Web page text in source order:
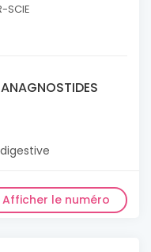
SCIE
Afficher le numéro